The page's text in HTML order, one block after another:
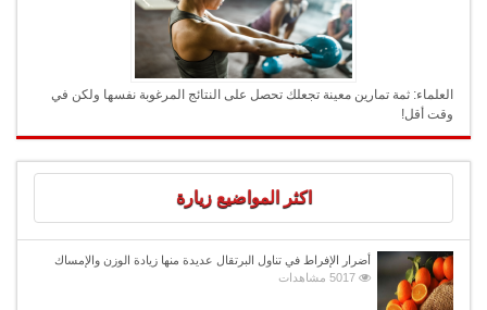
العلماء: ثمة تمارين معينة تجعلك تحصل على النتائج المرغوبة نفسها ولكن في
وقت أقل!
اكثر المواضيع زيارة
أضرار الإفراط في تناول البرتقال عديدة منها زيادة الوزن والإمساك
5017 مشاهدات